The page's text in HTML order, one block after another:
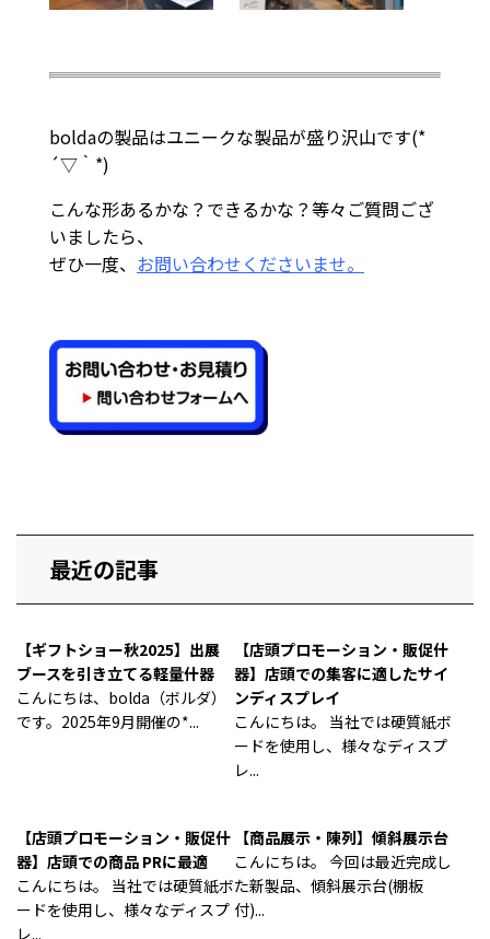
boldaの製品はユニークな製品が盛り沢山です(*
´▽｀*)
こんな形あるかな？できるかな？等々ご質問ござ
いましたら、
ぜひ一度、 お問い合わせくださいませ。
最近の記事
【ギフトショー秋2025】出展
ブースを引き立てる軽量什器
こんにちは、bolda（ボルダ）
です。2025年9月開催の*...
【店頭プロモーション・販促什
器】店頭での集客に適したサイ
ンディスプレイ
こんにちは。 当社では硬質紙ボ
ードを使用し、様々なディスプ
レ...
【店頭プロモーション・販促什
器】店頭での商品 PRに最適
こんにちは。 当社では硬質紙ボ
ードを使用し、様々なディスプ
レ...
【商品展示・陳列】傾斜展示台
こんにちは。 今回は最近完成し
た新製品、傾斜展示台(棚板
付)...